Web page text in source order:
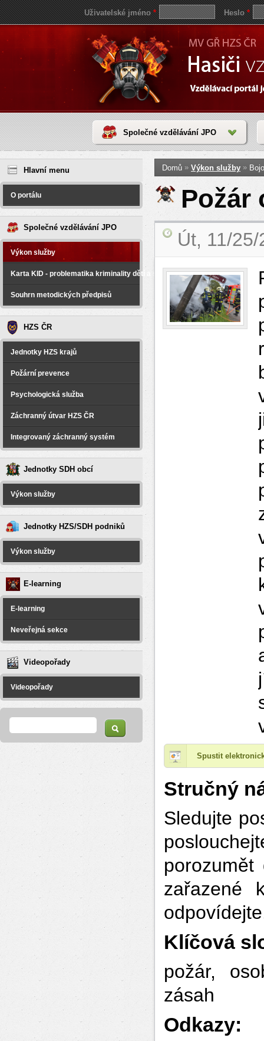
Uživatelské jméno* Heslo*
Společné vzdělávání JPO
Hlavní menu
O portálu
Společné vzdělávání JPO
Výkon služby
Karta KID - problematika kriminality dětí a spáchané na dětech
Souhrn metodických předpisů
HZS ČR
Jednotky HZS krajů
Požární prevence
Psychologická služba
Záchranný útvar HZS ČR
Integrovaný záchranný systém
Jednotky SDH obcí
Výkon služby
Jednotky HZS/SDH podniků
Výkon služby
E-learning
E-learning
Neveřejná sekce
Videopořady
Videopořady
Jste zde
Domů » Výkon služby »
Požár
Út, 11/
Spustit
Stručný
Sledujte
zařazené
Klíčová
požár,
zásah
Odkazy:
save
reddit
video
coloring
pages
love
horoscope
today